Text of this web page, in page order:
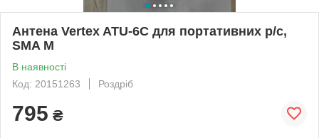
Антена Vertex ATU-6C для портативних р/с,
SMA M
В наявності
Код: 20151263
Роздріб
795 ₴